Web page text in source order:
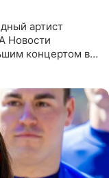
артист
Новости
концертом в